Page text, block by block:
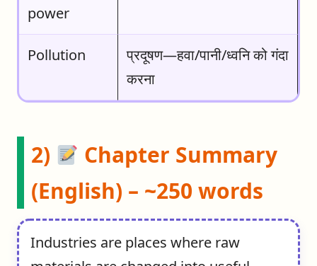
power
Pollution
प्रदूषण—हवा/पानी/ध्वनि को गंदा
करना
2)
Chapter Summary
(English) – ~250 words
Industries are places where raw